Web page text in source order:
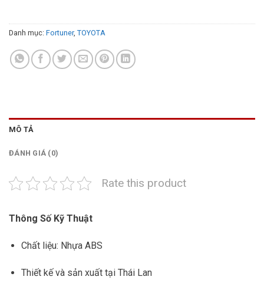
Danh mục: Fortuner, TOYOTA
MÔ TẢ
ĐÁNH GIÁ (0)
Rate this product
Thông Số Kỹ Thuật
Chất liệu: Nhựa ABS
Thiết kế và sản xuất tại Thái Lan